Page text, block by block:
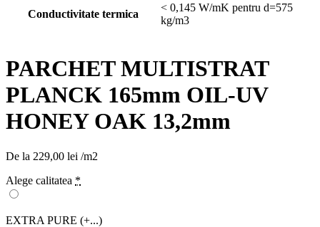
Conductivitate termica
< 0,145 W/mK pentru d=575
kg/m3
PARCHET MULTISTRAT
PLANCK 165mm OIL-UV
HONEY OAK 13,2mm
De la 229,00 lei /m2
Alege calitatea *
EXTRA PURE (+...)